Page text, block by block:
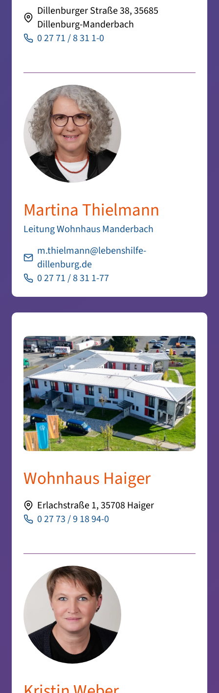
Dillenburger Straße 38, 35685
Dillenburg-Manderbach
0 27 71 / 8 31 1-0
Martina Thielmann
Leitung Wohnhaus Manderbach
m.thielmann@lebenshilfe-
dillenburg.de
0 27 71 / 8 31 1-77
Wohnhaus Haiger
Erlachstraße 1, 35708 Haiger
0 27 73 / 9 18 94-0